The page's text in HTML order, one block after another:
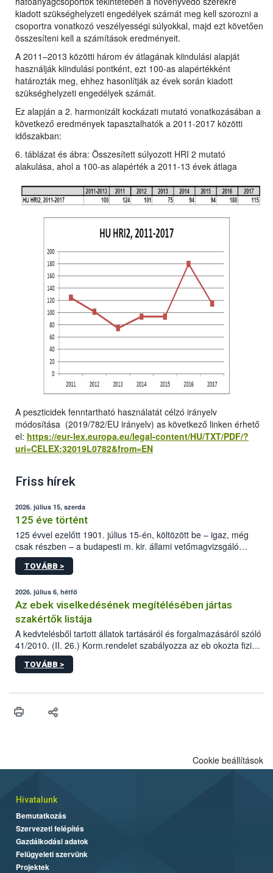
kiadott szükséghelyzeti engedélyek számát meg kell szorozni a
csoportra vonatkozó veszélyességi súlyokkal, majd ezt követően
összesíteni kell a számítások eredményeit.
A 2011–2013 közötti három év átlagának kiindulási alapját
használják kiindulási pontként, ezt 100-as alapértékként
határozták meg, ehhez hasonlítják az évek során kiadott
szükséghelyzeti engedélyek számát.
Ez alapján a 2. harmonizált kockázati mutató vonatkozásában a
következő eredmények tapasztalhatók a 2011-2017 közötti
időszakban:
6. táblázat és ábra: Összesített súlyozott HRI 2 mutató
alakulása, ahol a 100-as alapérték a 2011-13 évek átlaga
A peszticidek fenntartható használatát célzó irányelv
módosítása (2019/782/EU irányelv) as következő linken érhető
el: https://eur-lex.europa.eu/legal-content/HU/TXT/PDF/?
uri=CELEX:32019L0782&from=EN
Friss hírek
2026. július 15, szerda
125 éve történt
125 évvel ezelőtt 1901. július 15-én, költözött be – igaz, még
csak részben – a budapesti m. kir. állami vetőmagvizsgáló
állomás a Kis Rókus utca 15. szám alatti, Czigler Győző által
tervezett új épületébe.
TOVÁBB >
2026. július 6, hétfő
Az ebek viselkedésének megítélésében jártas
szakértők listája
A kedvtelésből tartott állatok tartásáról és forgalmazásáról szóló
41/2010. (II. 26.) Korm.rendelet szabályozza az eb okozta fizikai
sérülés, illetve ennek veszélye keletkezésekor felmerülő
hatósági feladatokat, valamint a veszélyes eb tartását és annak
vonni az ebek viselkedésének megítélésében jártas szakértőt.
TOVÁBB >
Cookie beállítások
Hivatalunk
Bemutatkozás
Szervezeti felépítés
Gazdálkodási adatok
Felügyeleti szervünk
Projektek